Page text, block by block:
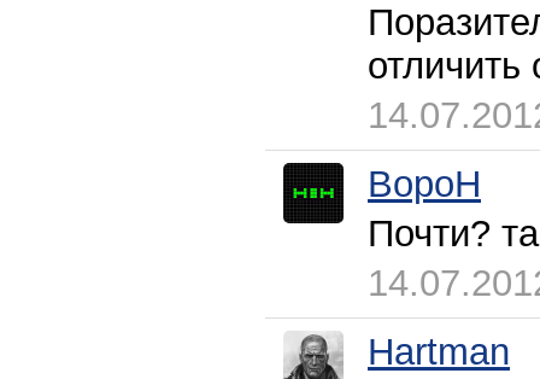
BopoH
Почти?
Hartman